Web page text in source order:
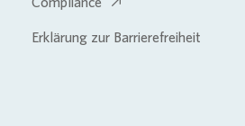
Erklärung zur Barrierefreiheit